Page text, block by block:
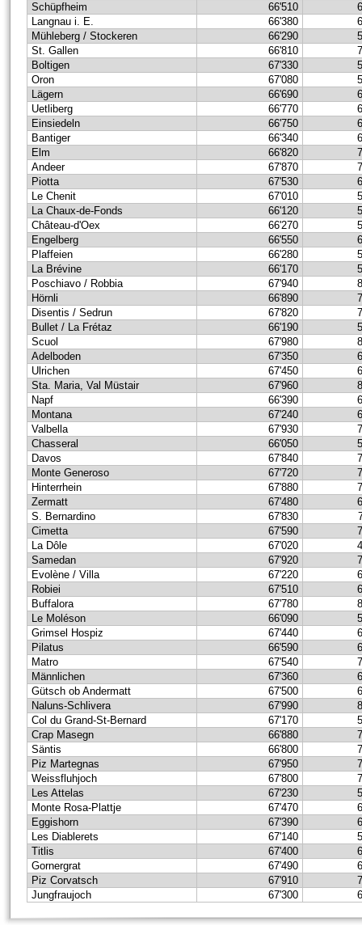
Schüpfheim
66'510
Langnau i. E.
66'380
Mühleberg / Stockeren
66'290
St. Gallen
66'810
Boltigen
67'330
Oron
67'080
Lägern
66'690
Uetliberg
66'770
Einsiedeln
66'750
Bantiger
66'340
Elm
66'820
Andeer
67'870
Piotta
67'530
Le Chenit
67'010
La Chaux-de-Fonds
66'120
Château-d'Oex
66'270
Engelberg
66'550
Plaffeien
66'280
La Brévine
66'170
Poschiavo / Robbia
67'940
Hörnli
66'890
Disentis / Sedrun
67'820
Bullet / La Frétaz
66'190
Scuol
67'980
Adelboden
67'350
Ulrichen
67'450
Sta. Maria, Val Müstair
67'960
Napf
66'390
Montana
67'240
Valbella
67'930
Chasseral
66'050
Davos
67'840
Monte Generoso
67'720
Hinterrhein
67'880
Zermatt
67'480
S. Bernardino
67'830
Cimetta
67'590
La Dôle
67'020
Samedan
67'920
Evolène / Villa
67'220
Robiei
67'510
Buffalora
67'780
Le Moléson
66'090
Grimsel Hospiz
67'440
Pilatus
66'590
Matro
67'540
Männlichen
67'360
Gütsch ob Andermatt
67'500
Naluns-Schlivera
67'990
Col du Grand-St-Bernard
67'170
Crap Masegn
66'880
Säntis
66'800
Piz Martegnas
67'950
Weissfluhjoch
67'800
Les Attelas
67'230
Monte Rosa-Plattje
67'470
Eggishorn
67'390
Les Diablerets
67'140
Titlis
67'400
Gornergrat
67'490
Piz Corvatsch
67'910
Jungfraujoch
67'300